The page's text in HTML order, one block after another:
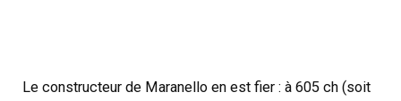
Le constructeur de Maranello en est fier : à 605 ch (soit